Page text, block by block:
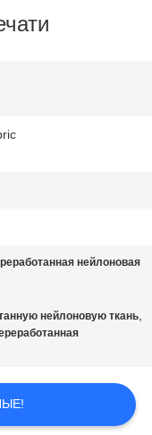
нейлоновая
нейлоновую ткань,